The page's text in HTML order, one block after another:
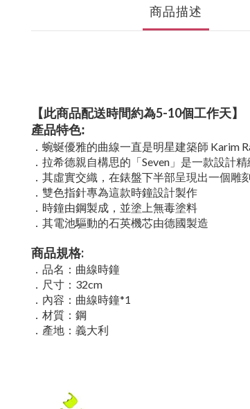
商品描述
【此商品配送時間約為5-10個工作天】
產品特色:
．蜿蜒優雅的曲線一直是明星建築師 Karim
．拉希德親自構思的「Seven」是一款設計
．其虛實交織，在錶盤下半部呈現出一個雕
．雙色指針專為這款時鐘設計製作
．時鐘由鋼製成，並塗上無毒塗料
．其電池驅動的石英機芯由德國製造
商品規格:
． 品名：曲線時鐘
． 尺寸：32cm
．內容：曲線時鐘*1
． 材質：鋼
． 產地：義大利